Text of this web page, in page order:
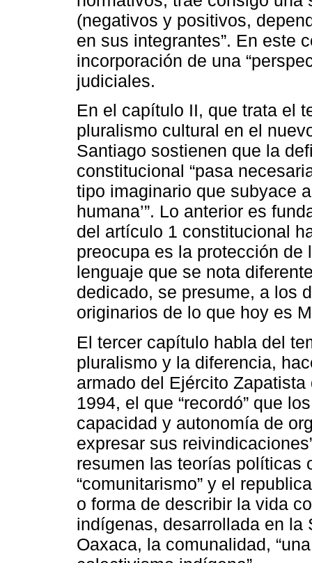
(negativos y positivos,
en sus integrantes”. En este
incorporación de una
judiciales.
En el capítulo II, que trata el
pluralismo cultural en el
Santiago sostienen que la
constitucional “pasa
tipo imaginario que subyace
humana’”. Lo anterior es
del artículo 1 constitucional
preocupa es la protección
lenguaje que se nota
dedicado, se presume, a los
originarios de lo que hoy es
El tercer capítulo habla del
pluralismo y la diferencia,
armado del Ejército
1994, el que “recordó” que
capacidad y autonomía de
expresar sus
resumen las teorías políticas
“comunitarismo” y el
o forma de describir la vida
indígenas, desarrollada en la
Oaxaca, la comunalidad,